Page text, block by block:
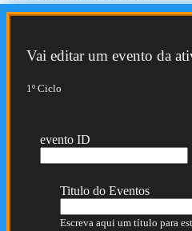
Vai editar um evento da
1º Ciclo
evento ID
Titulo do Eventos
Escreva aqui um título para